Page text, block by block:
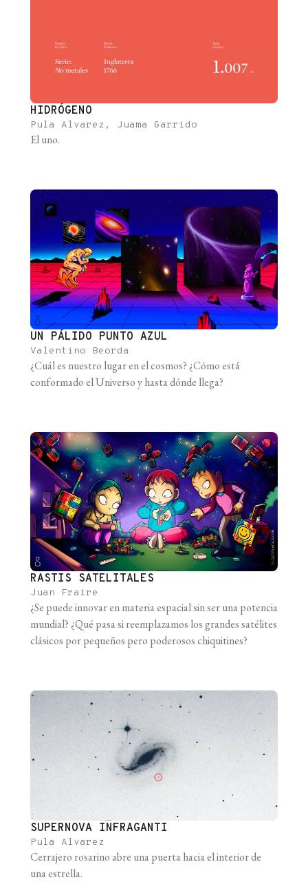
HIDRÓGENO
Pula Alvarez, Juama Garrido
El uno.
UN PÁLIDO PUNTO AZUL
Valentino Beorda
¿Cuál es nuestro lugar en el cosmos? ¿Cómo está
conformado el Universo y hasta dónde llega?
RASTIS SATELITALES
Juan Fraire
¿Se puede innovar en materia espacial sin ser una potencia
mundial? ¿Qué pasa si reemplazamos los grandes satélites
clásicos por pequeños pero poderosos chiquitines?
SUPERNOVA INFRAGANTI
Pula Alvarez
Cerrajero rosarino abre una puerta hacia el interior de
una estrella.